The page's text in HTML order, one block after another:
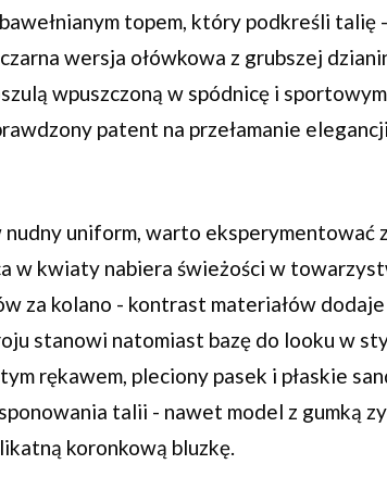
topem, który podkreśli talię -
wersja ołówkowa z grubszej
wpuszczoną w spódnicę i
patent na przełamanie
nudny uniform, warto eksperymentować
w kwiaty nabiera świeżości w
za kolano - kontrast materiałów
stanowi natomiast bazę do looku w
rękawem, pleciony pasek i płaskie
talii - nawet model z gumką
koronkową bluzkę.